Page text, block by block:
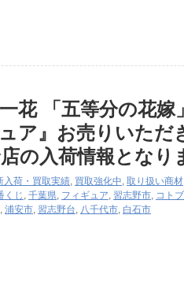
花 ​「五等分の花嫁
ア』お売りいただ
の入荷情報となり
入荷・買取実績, 買取強化中, 取り扱い商材
くじ , 千葉県, フィギュア, 習志野市, コト
, 浦安市, 習志野台, 八千代市, 白石市